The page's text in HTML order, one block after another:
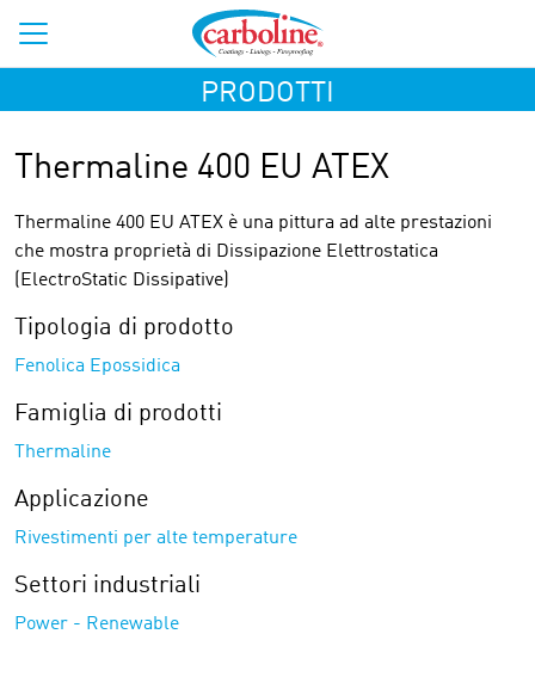
PRODOTTI
Thermaline 400 EU ATEX
Thermaline 400 EU ATEX è una pittura ad alte prestazioni
che mostra proprietà di Dissipazione Elettrostatica
(ElectroStatic Dissipative)
Tipologia di prodotto
Fenolica Epossidica
Famiglia di prodotti
Thermaline
Applicazione
Rivestimenti per alte temperature
Settori industriali
Power - Renewable